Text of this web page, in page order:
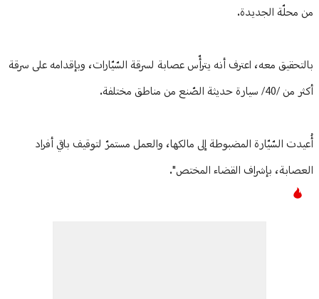
من محلّة الجديدة.
بالتحقيق معه، اعترف أنه يترأّس عصابة لسرقة السّيّارات، وبإقدامه على سرقة
أكثر من /40/ سيارة حديثة الصّنع من مناطق مختلفة.
أُعيدت السّيّارة المضبوطة إلى مالكها، والعمل مستمرّ لتوقيف باقي أفراد
العصابة، بإشراف القضاء المختص".